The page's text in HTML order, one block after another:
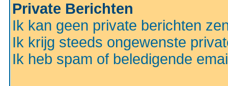
Private Berichten
Ik kan geen private berichten
Ik krijg steeds ongewenste
Ik heb spam of beledigende